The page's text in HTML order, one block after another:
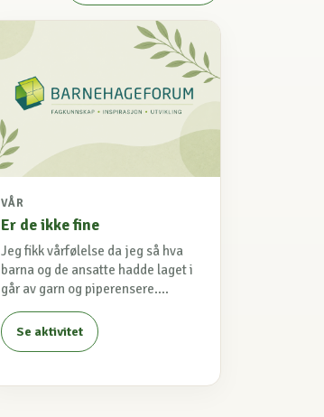
VÅR
Er de ikke fine
Jeg fikk vårfølelse da jeg så hva
barna og de ansatte hadde laget i
går av garn og piperensere....
Se aktivitet